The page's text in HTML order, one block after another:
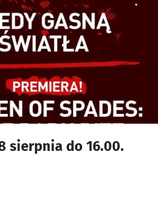
sierpnia do 16.00.